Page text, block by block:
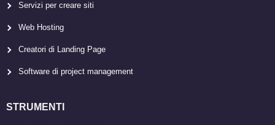
Servizi per creare siti
Web Hosting
Creatori di Landing Page
Software di project management
STRUMENTI